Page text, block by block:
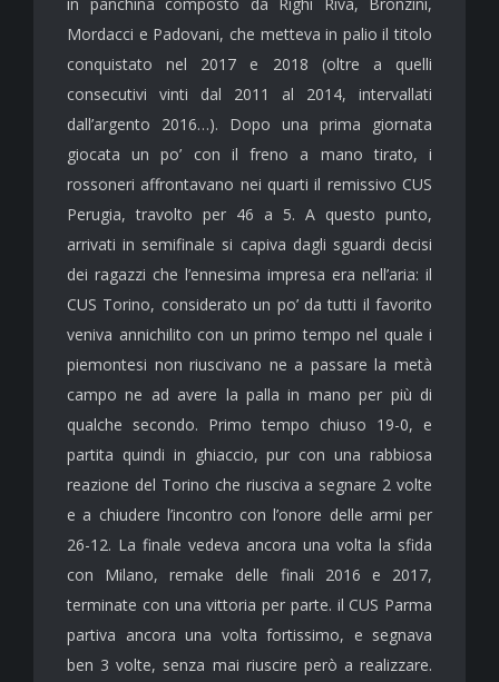
Mordacci e Padovani, che metteva in palio il titolo
conquistato nel 2017 e 2018 (oltre a quelli
consecutivi vinti dal 2011 al 2014, intervallati
dall’argento 2016…). Dopo una prima giornata
giocata un po’ con il freno a mano tirato, i
rossoneri affrontavano nei quarti il remissivo CUS
Perugia, travolto per 46 a 5. A questo punto,
arrivati in semifinale si capiva dagli sguardi decisi
dei ragazzi che l’ennesima impresa era nell’aria: il
CUS Torino, considerato un po’ da tutti il favorito
veniva annichilito con un primo tempo nel quale i
piemontesi non riuscivano ne a passare la metà
campo ne ad avere la palla in mano per più di
qualche secondo. Primo tempo chiuso 19-0, e
partita quindi in ghiaccio, pur con una rabbiosa
reazione del Torino che riusciva a segnare 2 volte
e a chiudere l’incontro con l’onore delle armi per
26-12. La finale vedeva ancora una volta la sfida
con Milano, remake delle finali 2016 e 2017,
terminate con una vittoria per parte. il CUS Parma
partiva ancora una volta fortissimo, e segnava
ben 3 volte, senza mai riuscire però a realizzare.